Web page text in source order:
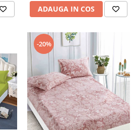
ADAUGA IN COS
-20%